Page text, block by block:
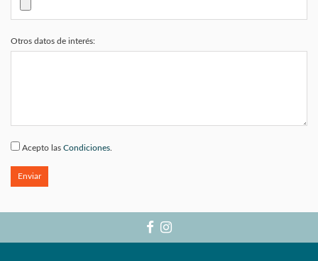
Otros datos de interés:
Acepto las Condiciones
Enviar